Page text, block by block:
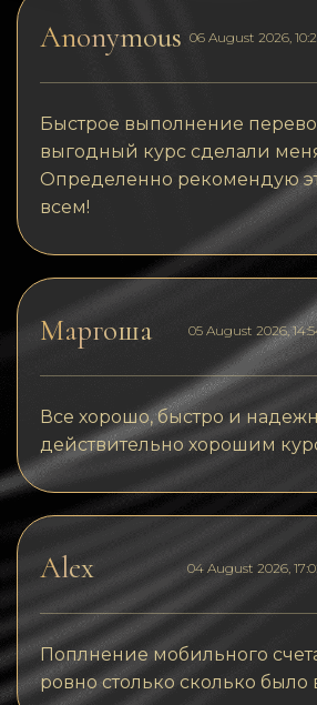
Anonymous 06 August 2026,
Быстрое выполнение
выгодный курс сделали
Определенно рекомендую
всем!
Маргоша 05 August 2026,
Все хорошо, быстро и
действительно хорошим
Alex 04 August 2026,
Поплнение мобильного
ровно столько сколько было